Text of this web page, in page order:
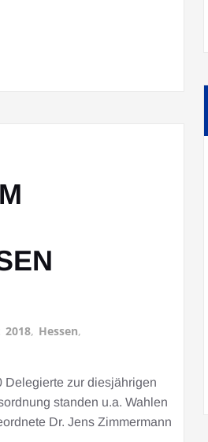
2018, Hessen,
Delegierte zur diesjährigen
standen u.a. Wahlen
Dr. Jens Zimmermann